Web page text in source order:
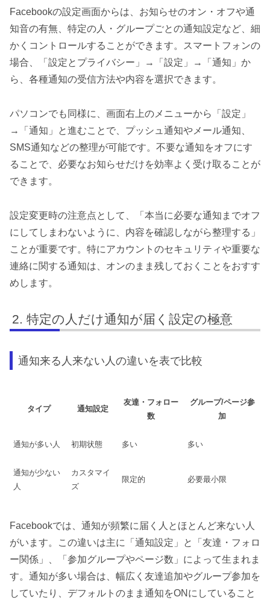
Facebookの設定画面からは、お知らせのオン・オフや通
知音の有無、特定の人・グループごとの通知設定など、細
かくコントロールすることができます。スマートフォンの
場合、「設定とプライバシー」→「設定」→「通知」か
ら、各種通知の受信方法や内容を選択できます。
パソコンでも同様に、画面右上のメニューから「設定」
→「通知」と進むことで、プッシュ通知やメール通知、
SMS通知などの整理が可能です。不要な通知をオフにす
ることで、必要なお知らせだけを効率よく受け取ることが
できます。
設定変更時の注意点として、「本当に必要な通知までオフ
にしてしまわないように、内容を確認しながら整理する」
ことが重要です。特にアカウントのセキュリティや重要な
連絡に関する通知は、オンのまま残しておくことをおすす
めします。
特定の人だけ通知が届く設定の極意
通知来る人来ない人の違いを表で比較
タイプ 通知設定
友達・フォロー
数
グループ/ページ参
加
通知が多い人 初期状態 多い 多い
通知が少ない
人
カスタマイ
ズ
限定的 必要最小限
Facebookでは、通知が頻繁に届く人とほとんど来ない人
がいます。この違いは主に「通知設定」と「友達・フォロ
ー関係」、「参加グループやページ数」によって生まれま
す。通知が多い場合は、幅広く友達追加やグループ参加を
していたり、デフォルトのまま通知をONにしていること